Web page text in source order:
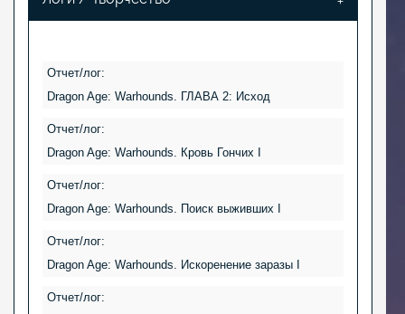
Отчет/лог:
Dragon Age: Warhounds. ГЛАВА 2: Исход
Отчет/лог:
Dragon Age: Warhounds. Кровь Гончих I
Отчет/лог:
Dragon Age: Warhounds. Поиск выживших I
Отчет/лог:
Dragon Age: Warhounds. Искоренение заразы I
Отчет/лог: